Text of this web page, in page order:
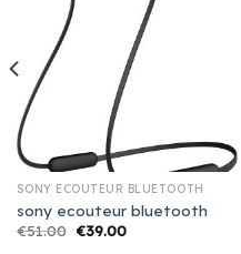
SONY ECOUTEUR BLUETOOTH
sony ecouteur bluetooth
€51.00 €39.00